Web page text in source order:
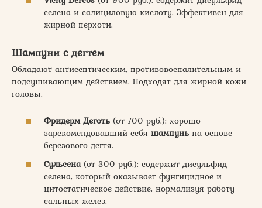
селена и салициловую кислоту. Эффективен для
жирной перхоти.
Шампуни с дегтем
Обладают антисептическим, противовоспалительным и
подсушивающим действием. Подходят для жирной кожи
головы.
Фридерм Деготь (от 700 руб.): хорошо
зарекомендовавший себя шампунь на основе
березового дегтя.
Сульсена(от 300 руб.): содержит дисульфид
селена, который оказывает фунгицидное и
цитостатическое действие, нормализуя работу
сальных желез.